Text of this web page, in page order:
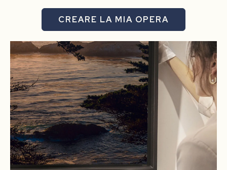
CREARE LA MIA OPERA